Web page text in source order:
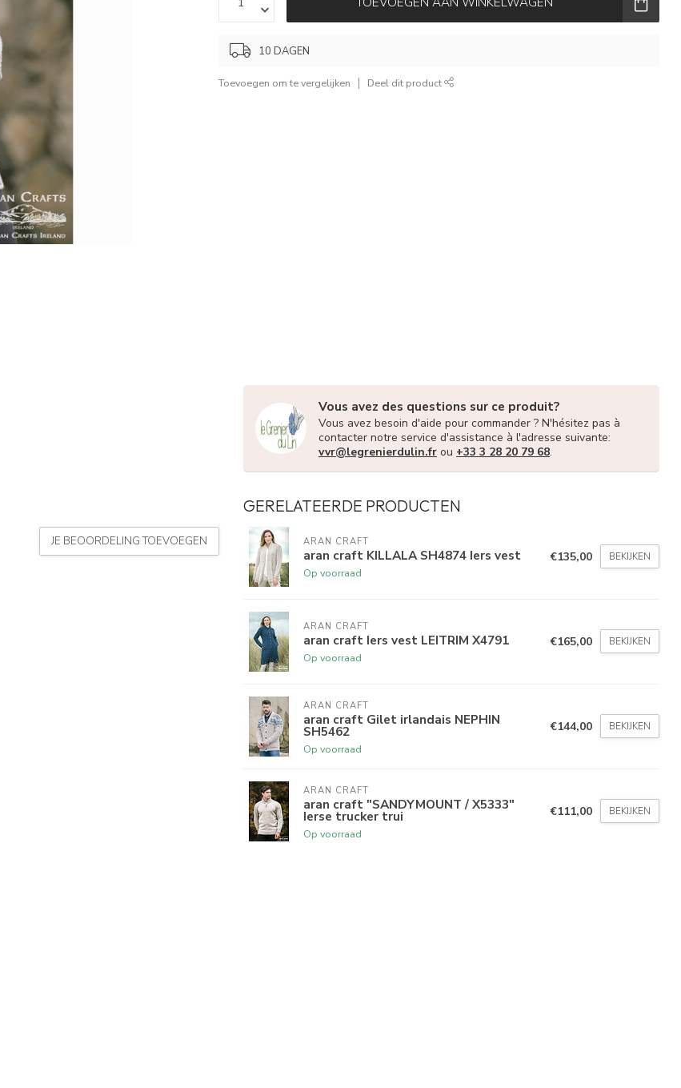
10 DAGEN
Toevoegen om te vergelijken Deel dit product
JE BEOORDELING TOEVOEGEN
Vous avez des questions sur ce produit?
Vous avez besoin d'aide pour commander ? N'hésitez pas à
contacter notre service d'assistance à l'adresse suivante:
vvr@legrenierdulin.fr ou +33 3 28 20 79 68.
GERELATEERDE PRODUCTEN
ARAN CRAFT
aran craft KILLALA SH4874 Iers vest
Op voorraad
€135,00 BEKIJKEN
ARAN CRAFT
aran craft Iers vest LEITRIM X4791
Op voorraad
€165,00 BEKIJKEN
ARAN CRAFT
aran craft Gilet irlandais NEPHIN
SH5462
Op voorraad
€144,00 BEKIJKEN
ARAN CRAFT
aran craft "SANDYMOUNT / X5333"
Ierse trucker trui
Op voorraad
€111,00 BEKIJKEN